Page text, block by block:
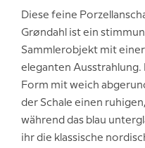
Diese feine
Grøndahl ist ein
Sammlerobjekt mit
eleganten Ausstrahlung.
Form mit weich
der Schale einen
während das blau
ihr die klassische